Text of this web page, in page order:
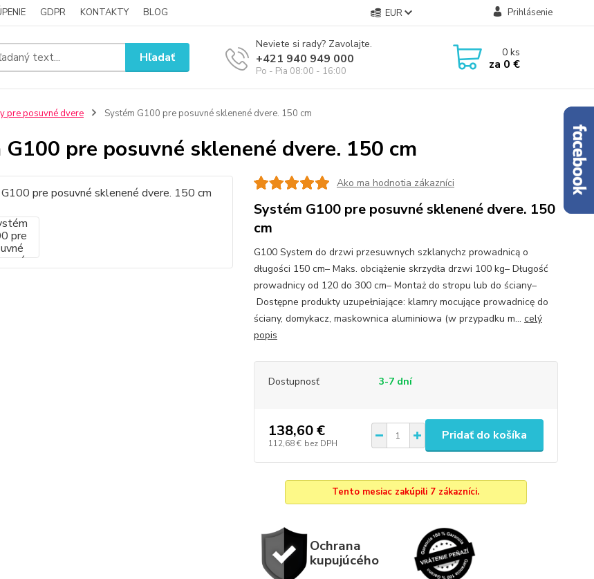
GDPR KONTAKTY BLOG EUR Prihlásenie
Hľadať
Neviete si rady? Zavolajte.
+421 940 949 000
Po - Pia 08:00 - 16:00
0ks
za 0 €
pre posuvné dvere Systém G100 pre posuvné sklenené dvere. 150 cm
pre posuvné sklenené dvere. 150 cm
Ako ma hodnotia zákazníci
Systém G100 pre posuvné sklenené dvere. 150
cm
G100 System do drzwi przesuwnych szklanychz prowadnicą o
długości 150 cm– Maks. obciążenie skrzydła drzwi 100 kg– Długość
prowadnicy od 120 do 300 cm– Montaż do stropu lub do ściany–
Dostępne produkty uzupełniające: klamry mocujące prowadnicę do
ściany, domykacz, maskownica aluminiowa (w przypadku m... celý
popis
Dostupnosť 3-7 dní
138,60 €
112,68 € bez DPH
Pridať do košíka
Tento mesiac zakúpili 7 zákazníci.
Ochrana
kupujúcého